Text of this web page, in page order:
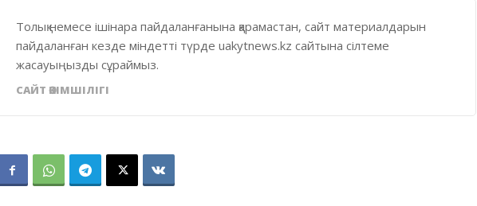
Толық немесе ішінара пайдаланғанына қарамастан, сайт материалдарын
пайдаланған кезде міндетті түрде uakytnews.kz сайтына сілтеме
жасауыңызды сұраймыз.
САЙТ ӘКІМШІЛІГІ